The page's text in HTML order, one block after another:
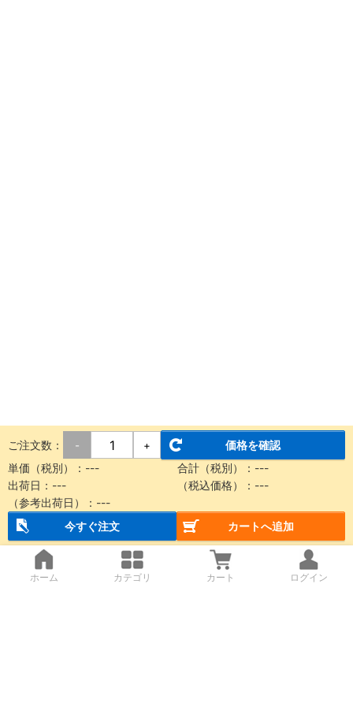
ご注文数： - +
価格を確認
単価（税別）： --- 合計（税別）： ---
出荷日： --- （税込価格）： ---
（参考出荷日）： ---
今すぐ注文
カートへ追加
ホーム カテゴリ カート ログイン